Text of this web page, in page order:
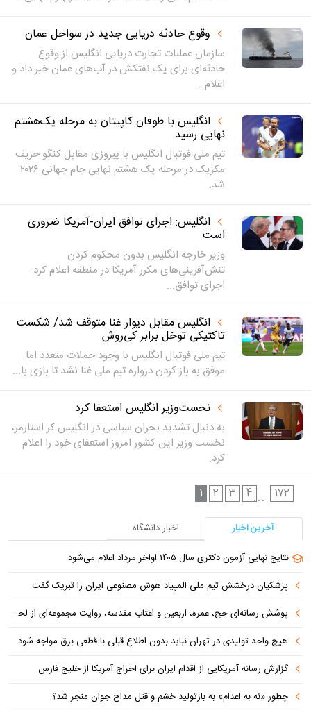
وقوع حادثه دریایی جدید در سواحل عمان
سازمان عملیات تجارت دریایی انگلیس از وقوع
حادثه‌ای برای یک نفتکش در آب‌های عمان خبر داد و
اعلام...
انگلیس با طوفان کاپیتان به مرحله یک‌هشتم
نهایی رسید
تیم ملی فوتبال انگلیس با پیروزی مقابل کنگو حریف
مکزیک در مرحله یک هشتم نهایی جام جهانی ۲۰۲۶
شد.
انگلیس: اجرای توافق ایران-آمریکا ضروری
است
وزیر خارجه انگلیس بدون محکوم کردن
تنش‌آفرینی‌های مکرر آمریکا در منطقه اعلام کرد:
اجرای توافق...
انگلیس مقابل دیوار غنا متوقف شد/ شکست
تاکتیکی توخل برابر کی‌روش
تیم ملی فوتبال انگلیس با وجود حملات متعدد اما
موفق به باز کردن دروازه تیم ملی غنا نشد تا بازی با...
نخست‌وزیر انگلیس استعفا کرد
به دنبال تشدید بحران سیاسی در انگلیس کر استارمر،
نخست وزیر این کشور امروز استعفای خود را اعلام
کرد.
1
2 3 4... 172
آخرین اخبار
اخبار دانشگاه
نتایج نهایی آزمون دکتری سال ۱۴۰۵ اواخر مرداد اعلام می‌شود
پزشکیان درخشش تیم ملی المپیاد هوش مصنوعی ایران را تبریک گفت
پوشش رسانه‌ای حج، عمره، اربعین و اعتاب مقدسه، روایت مجموعه‌ای از لحظه‌هاست
هیچ واحد تولیدی در تهران نباید بدون اطلاع قبلی با قطعی برق مواجه شود
گزارش رسانه آمریکایی از اقدام ایران برای اخراج آمریکا از خلیج فارس
چطور «نه به اعدام» به بازتولید خشم و قتل مداح جوان منجر شد؟